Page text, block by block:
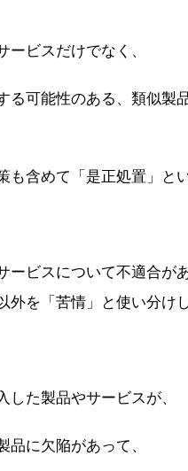
ビスだけでなく、
る可能性のある、類似製
含めて「是正処置」と
ービスについて不適合が
を「苦情」と使い分け
た製品やサービスが、
に欠陥があって、